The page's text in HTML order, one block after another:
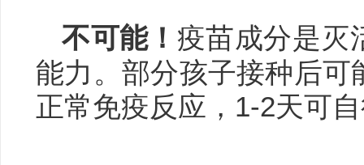
不可能！ 疫苗成分是灭
能力。部分孩子接种后
正常免疫反应，1-2天可